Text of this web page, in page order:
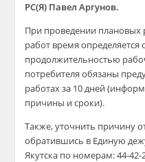
РС(Я) Павел Аргунов.
При проведении плановых
работ время
продолжительностью
потребителя обязаны
работах за 10 дней
причины и сроки).
Также, уточнить причину
обратившись в Единую
Якутска по номерам: 44-42-